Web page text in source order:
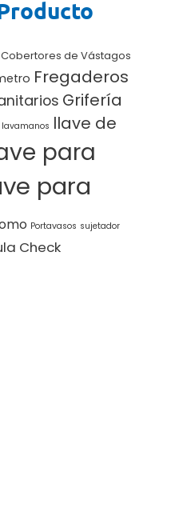
Cobertores de Vástagos
Fregaderos
Grifería
lavamanos llave de
para
para
Portavasos sujetador
Check